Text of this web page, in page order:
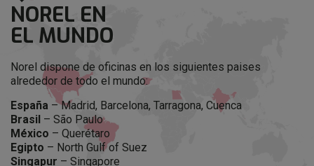
NOREL EN
EL MUNDO
Norel dispone de oficinas en los siguientes paises
alrededor de todo el mundo:
España – Madrid, Barcelona, Tarragona, Cuenca
Brasil – São Paulo
México – Querétaro
Egipto – North Gulf of Suez
Singapur – Singapore
1
2
3
0
0
1
1